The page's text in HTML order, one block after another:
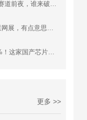
人形机器人“大脑”困局：千亿赛道前夜，谁来破局？
推荐一波IOTE 2026 深圳物联网展，有点意思的高精尖+趣味黑科技展品！
让RFID标签综合成本下降40%！这家国产芯片公司是怎么做到的
更多 >>